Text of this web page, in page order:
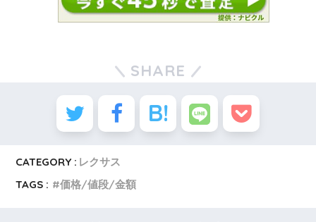
SHARE
CATEGORY : レクサス
TAGS :
価格/値段/金額